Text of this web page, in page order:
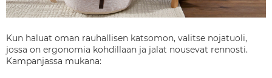
Kun haluat oman rauhallisen katsomon, valitse nojatuoli,
jossa on ergonomia kohdillaan ja jalat nousevat rennosti.
Kampanjassa mukana: